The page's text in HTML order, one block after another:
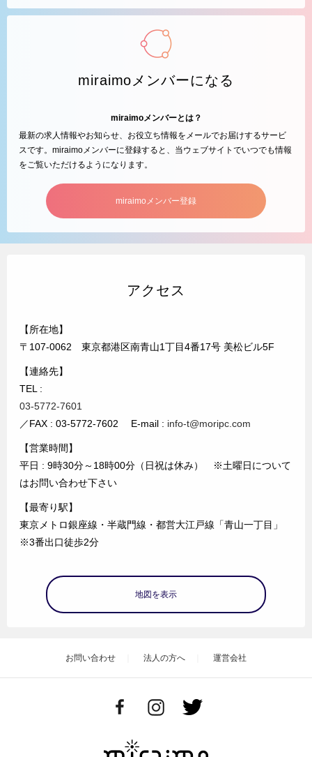
miraimoメンバーになる
miraimoメンバーとは？
最新の求人情報やお知らせ、お役立ち情報をメールでお届けするサービ
スです。miraimoメンバーに登録すると、当ウェブサイトでいつでも情報
をご覧いただけるようになります。
miraimoメンバー登録
アクセス
【所在地】
〒107-0062 東京都港区南青山1丁目4番17号 美松ビル5F
【連絡先】
TEL :
03-5772-7601
／FAX : 03-5772-7602 E-mail : info-t@moripc.com
【営業時間】
平日 : 9時30分～18時00分（日祝は休み） ※土曜日について
はお問い合わせ下さい
【最寄り駅】
東京メトロ銀座線・半蔵門線・都営大江戸線「青山一丁目」
※3番出口徒歩2分
地図を表示
お問い合わせ 法人の方へ 運営会社